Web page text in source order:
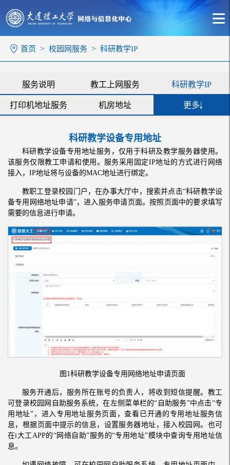
首页 > 校园网服务 > 科研教学IP
服务说明 教工上网服务 科研教学IP
打印机地址服务 机房地址 更多
人才公寓上网 校园网报修 余额告警
视频介绍 收费标准 自助系统登录
收起
科研教学设备专用地址
科研教学设备专用地址服务，仅用于科研及教学服务器使用。
该服务仅限教工申请和使用。服务采用固定IP地址的方式进行网络
接入，IP地址将与设备的MAC地址进行绑定。
教职工登录校园门户，在办事大厅中，搜索并点击“科研教学设
备专用网络地址申请”，进入服务申请页面。按照页面中的要求填写
需要的信息进行申请。
图1科研教学设备专用网络地址申请页面
服务开通后，服务所在账号的负责人，将收到短信提醒。教工
可登录校园网自助服务系统，在左侧菜单栏的“自助服务”中点击“专
用地址”，进入专用地址服务页面，查看已开通的专用地址服务信
息，根据页面中提示的信息，设置服务器地址，接入校园网。也可
在i大工APP的“网络自助”服务的“专用地址”模块中查询专用地址信
息。